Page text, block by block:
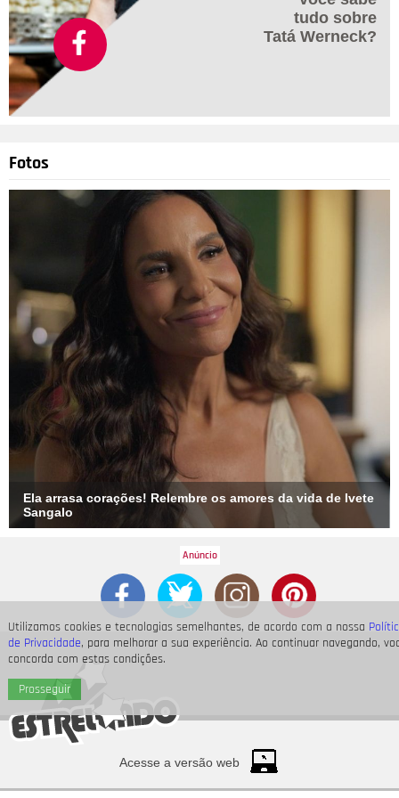
Utilizamos cookies e tecnologias semelhantes, de acordo com a nossa
de Privacidade, para melhorar a sua experiência. Ao continuar navegando,
concorda com estas condições.
Prosseguir
tudo sobre
Tatá Werneck?
Fotos
Ela arrasa corações! Relembre os amores da vida de Ivete
Sangalo
Acesse a versão web